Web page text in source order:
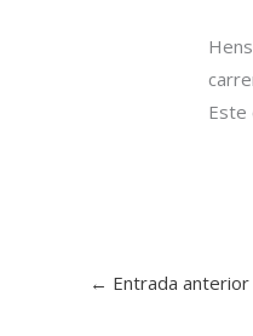
Este
← Entrada anterior